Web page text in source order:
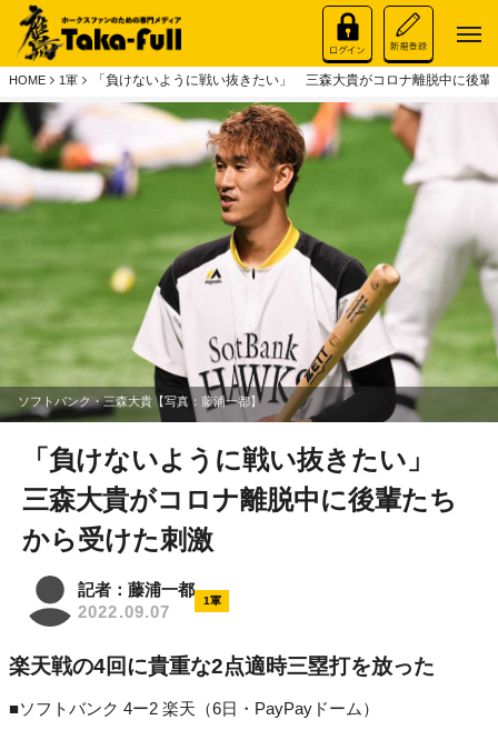
HOME 1軍 「負けないように戦い抜きたい」 三森大貴がコロナ離脱中に後輩
ソフトバンク・三森大貴【写真：藤浦一都】
「負けないように戦い抜きたい」
三森大貴がコロナ離脱中に後輩たち
から受けた刺激
記者：藤浦一都
2022.09.07
1軍
楽天戦の4回に貴重な2点適時三塁打を放った
■ソフトバンク 4ー2 楽天（6日・PayPayドーム）